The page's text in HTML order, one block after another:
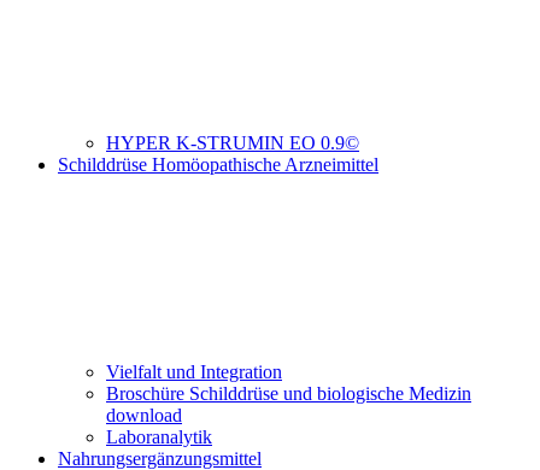
HYPER K-STRUMIN EO 0.9©
Schilddrüse Homöopathische Arzneimittel
Vielfalt und Integration
Broschüre Schilddrüse und biologische Medizin
download
Laboranalytik
Nahrungsergänzungsmittel